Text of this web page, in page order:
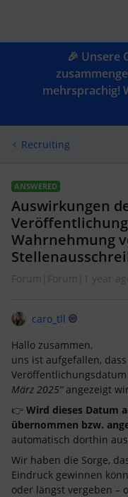
🎉 Unsere
mehrsprachig!
Recruiting
ANSWERED
Auswirkungen
Wahrnehmung
Forum|Forum|1 year
caro_tll
Hallo zusammen,
uns ist aufgefallen,
Veröffentlichungsdatum
März 2025“angezeigt
👉 Wird dieses Datum
übernommen bzw.
automatisch dorthin
Wir haben die Sorge,
Eindruck gewinnen
oder längst vergeben –